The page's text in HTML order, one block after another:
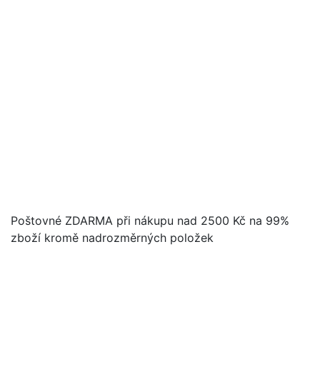
Poštovné ZDARMA při nákupu nad 2500 Kč na 99%
zboží kromě nadrozměrných položek